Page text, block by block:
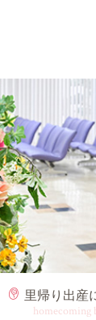
里帰り出産
homecoming